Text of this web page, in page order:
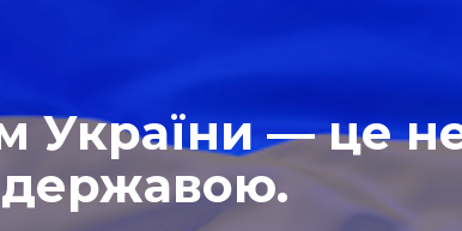
України — це
державою.